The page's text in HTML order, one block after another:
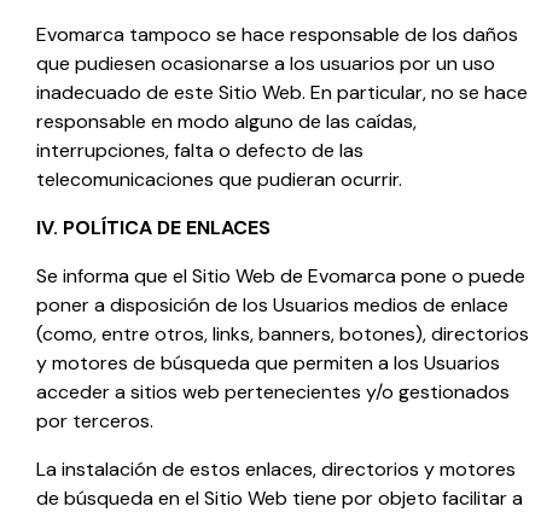
Evomarca tampoco se hace responsable de los daños
que pudiesen ocasionarse a los usuarios por un uso
inadecuado de este Sitio Web. En particular, no se hace
responsable en modo alguno de las caídas,
interrupciones, falta o defecto de las
telecomunicaciones que pudieran ocurrir.
IV. POLÍTICA DE ENLACES
Se informa que el Sitio Web de Evomarcapone o puede
poner a disposición de los Usuarios medios de enlace
(como, entre otros, links, banners, botones), directorios
y motores de búsqueda que permiten a los Usuarios
acceder a sitios web pertenecientes y/o gestionados
por terceros.
La instalación de estos enlaces, directorios y motores
de búsqueda en el Sitio Web tiene por objeto facilitar a